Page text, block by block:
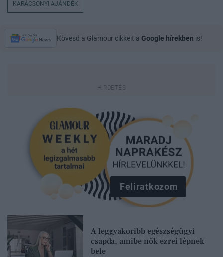
KARÁCSONYI AJÁNDÉK
Kövesd a Glamour cikkeit a Google hírekben is!
Feliratkozom
A leggyakoribb egészségügyi
csapda, amibe nők ezrei lépnek
bele